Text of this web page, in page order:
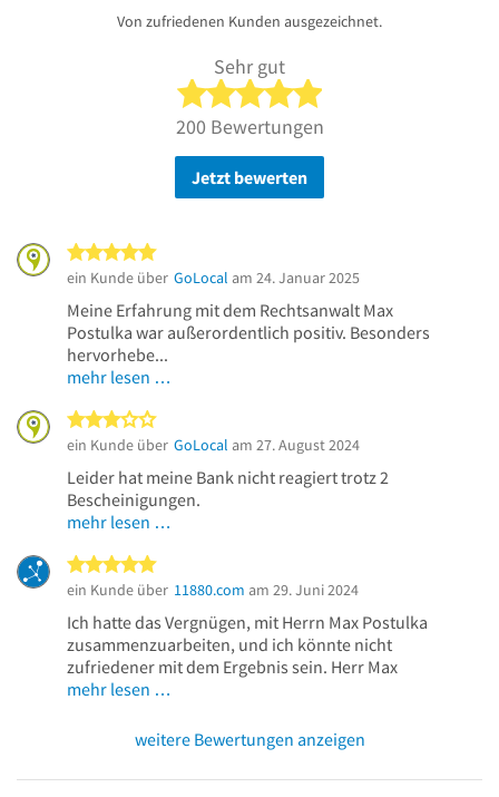
Von zufriedenen Kunden ausgezeichnet.
Sehr gut
5 von 5 Sternen
200 Bewertungen
Jetzt bewerten
ein Kunde über GoLocal am 24. Januar 2025
Meine Erfahrung mit dem Rechtsanwalt Max
Postulka war außerordentlich positiv. Besonders
hervorhebe...
mehr lesen …
ein Kunde über GoLocal am 27. August 2024
Leider hat meine Bank nicht reagiert trotz 2
Bescheinigungen.
mehr lesen …
ein Kunde über 11880.com am 29. Juni 2024
Ich hatte das Vergnügen, mit Herrn Max Postulka
zusammenzuarbeiten, und ich könnte nicht
zufriedener mit dem Ergebnis sein. Herr Max
mehr lesen …
weitere Bewertungen anzeigen